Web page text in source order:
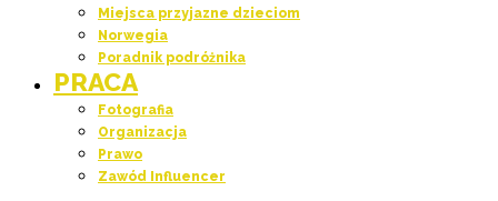
Miejsca przyjazne dzieciom
Norwegia
Poradnik podróżnika
PRACA
Fotografia
Organizacja
Prawo
Zawód Influencer